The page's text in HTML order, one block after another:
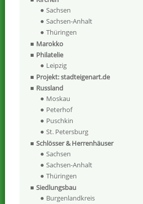
Sachsen
Sachsen-Anhalt
Thüringen
Marokko
Philatelie
Leipzig
Projekt: stadteigenart.de
Russland
Moskau
Peterhof
Puschkin
St. Petersburg
Schlösser & Herrenhäuser
Sachsen
Sachsen-Anhalt
Thüringen
Siedlungsbau
Burgenlandkreis